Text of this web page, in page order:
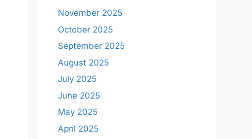
November 2025
October 2025
September 2025
August 2025
July 2025
June 2025
May 2025
April 2025